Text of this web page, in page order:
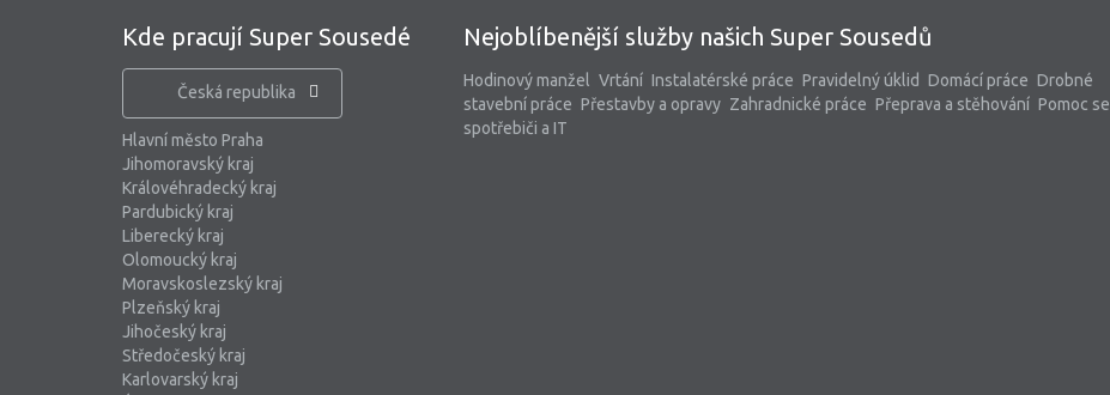
Kde pracují Super Sousedé
Česká republika
Hlavní město Praha
Jihomoravský kraj
Královéhradecký kraj
Pardubický kraj
Liberecký kraj
Olomoucký kraj
Moravskoslezský kraj
Plzeňský kraj
Jihočeský kraj
Středočeský kraj
Karlovarský kraj
Nejoblíbenější služby našich Super Sousedů
Hodinový manžel Vrtání Instalatérské práce Pravidelný úklid Domácí práce Drobné
stavební práce Přestavby a opravy Zahradnické práce Přeprava a stěhování Pomoc se
spotřebiči a IT